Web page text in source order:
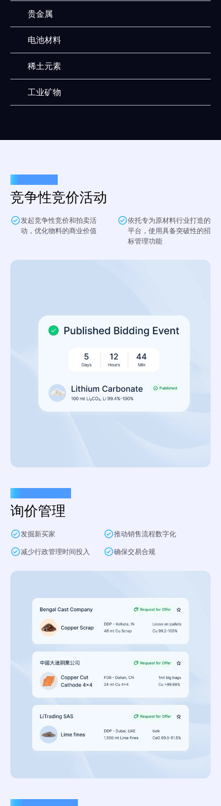
贵金属
电池材料
稀土元素
工业矿物
竞争性竞价活动
发起竞争性竞价和拍卖活
动，优化物料的商业价值
依托专为原材料行业打造的
平台，使用具备突破性的招
标管理功能
询价管理
发掘新买家 推动销售流程数字化
减少行政管理时间投入 确保交易合规